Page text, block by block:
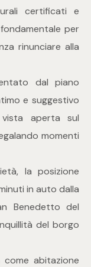
certificati e
per
rinunciare alla
dal piano
e suggestivo
aperta sul
momenti
la posizione
in auto dalla
Benedetto del
del borgo
come abitazione